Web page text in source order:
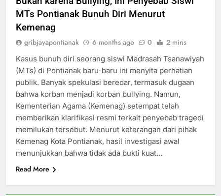
MTs Pontianak Bunuh Diri Menurut
Kemenag
gribjayapontianak 6 months ago 0 2 mins
Kasus bunuh diri seorang siswi Madrasah Tsanawiyah
(MTs) di Pontianak baru-baru ini menyita perhatian
publik. Banyak spekulasi beredar, termasuk dugaan
bahwa korban menjadi korban bullying. Namun,
Kementerian Agama (Kemenag) setempat telah
memberikan klarifikasi resmi terkait penyebab tragedi
memilukan tersebut. Menurut keterangan dari pihak
Kemenag Kota Pontianak, hasil investigasi awal
menunjukkan bahwa tidak ada bukti kuat…
Read More